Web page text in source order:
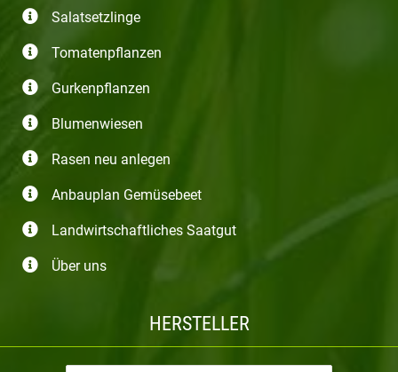
Salatsetzlinge
Tomatenpflanzen
Gurkenpflanzen
Blumenwiesen
Rasen neu anlegen
Anbauplan Gemüsebeet
Landwirtschaftliches Saatgut
Über uns
HERSTELLER